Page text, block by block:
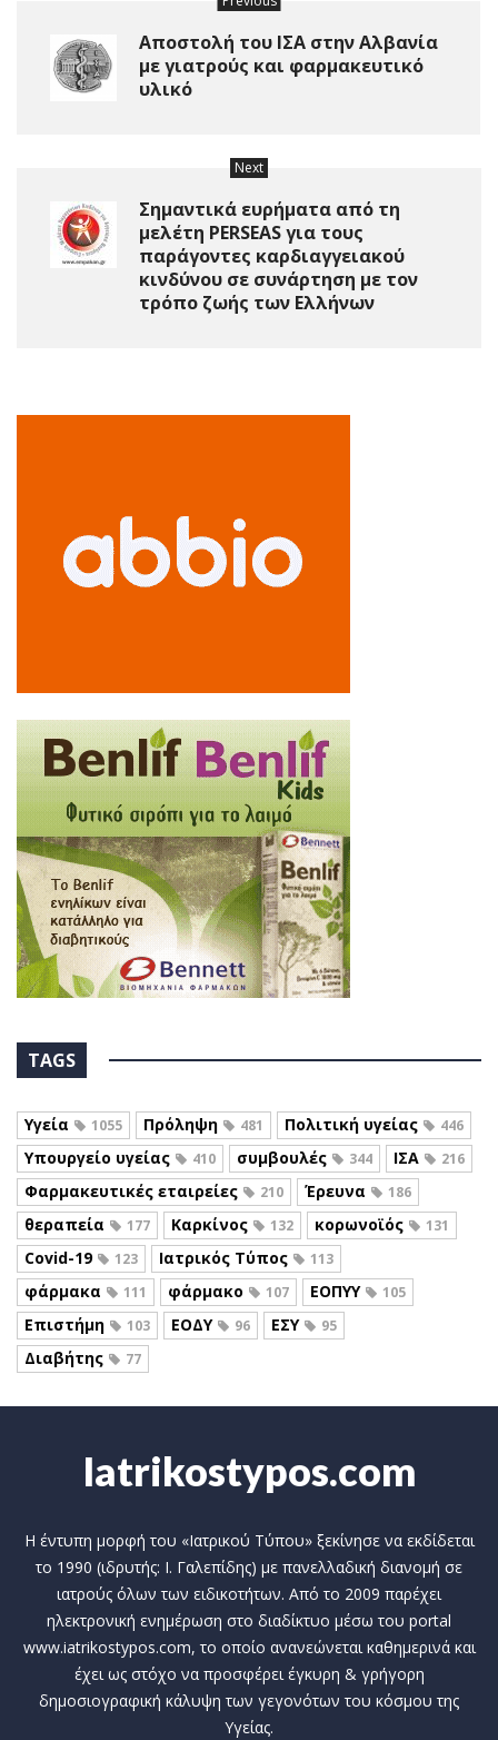
Αποστολή του ΙΣΑ στην Αλβανία
με γιατρούς και φαρμακευτικό
υλικό
Next
Σημαντικά ευρήματα από τη
μελέτη PERSEAS για τους
παράγοντες καρδιαγγειακού
κινδύνου σε συνάρτηση με τον
τρόπο ζωής των Ελλήνων
TAGS
Υγεία 1055 Πρόληψη 481 Πολιτική υγείας 446
Υπουργείο υγείας 410 συμβουλές 344 ΙΣΑ 216
Φαρμακευτικές εταιρείες 210 Έρευνα 186
θεραπεία 177 Καρκίνος 132 κορωνοϊός 131
Covid-19 123 Ιατρικός Τύπος 113
φάρμακα 111 φάρμακο 107 ΕΟΠΥΥ 105
Επιστήμη 103 ΕΟΔΥ 96 ΕΣΥ 95
Διαβήτης 77
Iatrikostypos.com
Η έντυπη μορφή του «Ιατρικού Τύπου» ξεκίνησε να εκδίδεται
το 1990 (ιδρυτής: Ι. Γαλεπίδης) με πανελλαδική διανομή σε
ιατρούς όλων των ειδικοτήτων. Από το 2009 παρέχει
ηλεκτρονική ενημέρωση στο διαδίκτυο μέσω του portal
www.iatrikostypos.com, το οποίο ανανεώνεται καθημερινά και
έχει ως στόχο να προσφέρει έγκυρη & γρήγορη
δημοσιογραφική κάλυψη των γεγονότων του κόσμου της
Υγείας.